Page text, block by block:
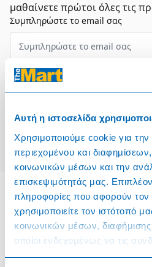
Αυτή η ιστοσελίδα
Χρησιμοποιούμε cookie για την
περιεχομένου και
κοινωνικών μέσων και την
επισκεψιμότητάς μας.
πληροφορίες που αφορούν
χρησιμοποιείτε τον ιστότοπό
κοινωνικών μέσων,
οποίοι ενδεχομένως να τις
πληροφορίες που τους έχετε
μαθαίνετε πρώτοι όλες τις
Συμπληρώστε το email σας
Επιλέξτε τον τομέα σας
Πληροφορίες
Όροι & Προϋποθέσεις